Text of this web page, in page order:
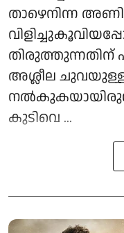
താഴെനിന്ന
തിരുത്തുന്നതിന്
അശ്ലീല ചുവയുള്ള
നൽകുകയായിരുന്നു
കുടിവെ ...